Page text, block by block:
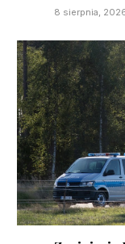
8 sierpnia,